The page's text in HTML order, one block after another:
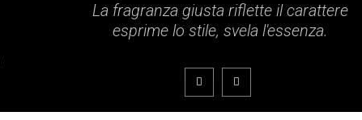
La fragranza giusta riflette il carattere
esprime lo stile, svela l'essenza.